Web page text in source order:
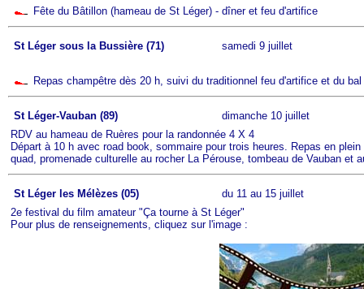
Fête du Bâtillon (hameau de St Léger) - dîner et feu d'artifice
St Léger sous la Bussière (71) samedi 9 juillet
Repas champêtre dès 20 h, suivi du traditionnel feu d'artifice et du
St Léger-Vauban (89)
dimanche 10 juillet
RDV au hameau de Ruères pour la randonnée 4 X 4
Départ à 10 h avec road book, sommaire pour trois heures. Repas en
quad, promenade culturelle au rocher La Pérouse, tombeau de Vauban et
St Léger les Mélèzes (05)
du 11 au 15 juillet
2e festival du film amateur "Ça tourne à St Léger"
Pour plus de renseignements, cliquez sur l'image :